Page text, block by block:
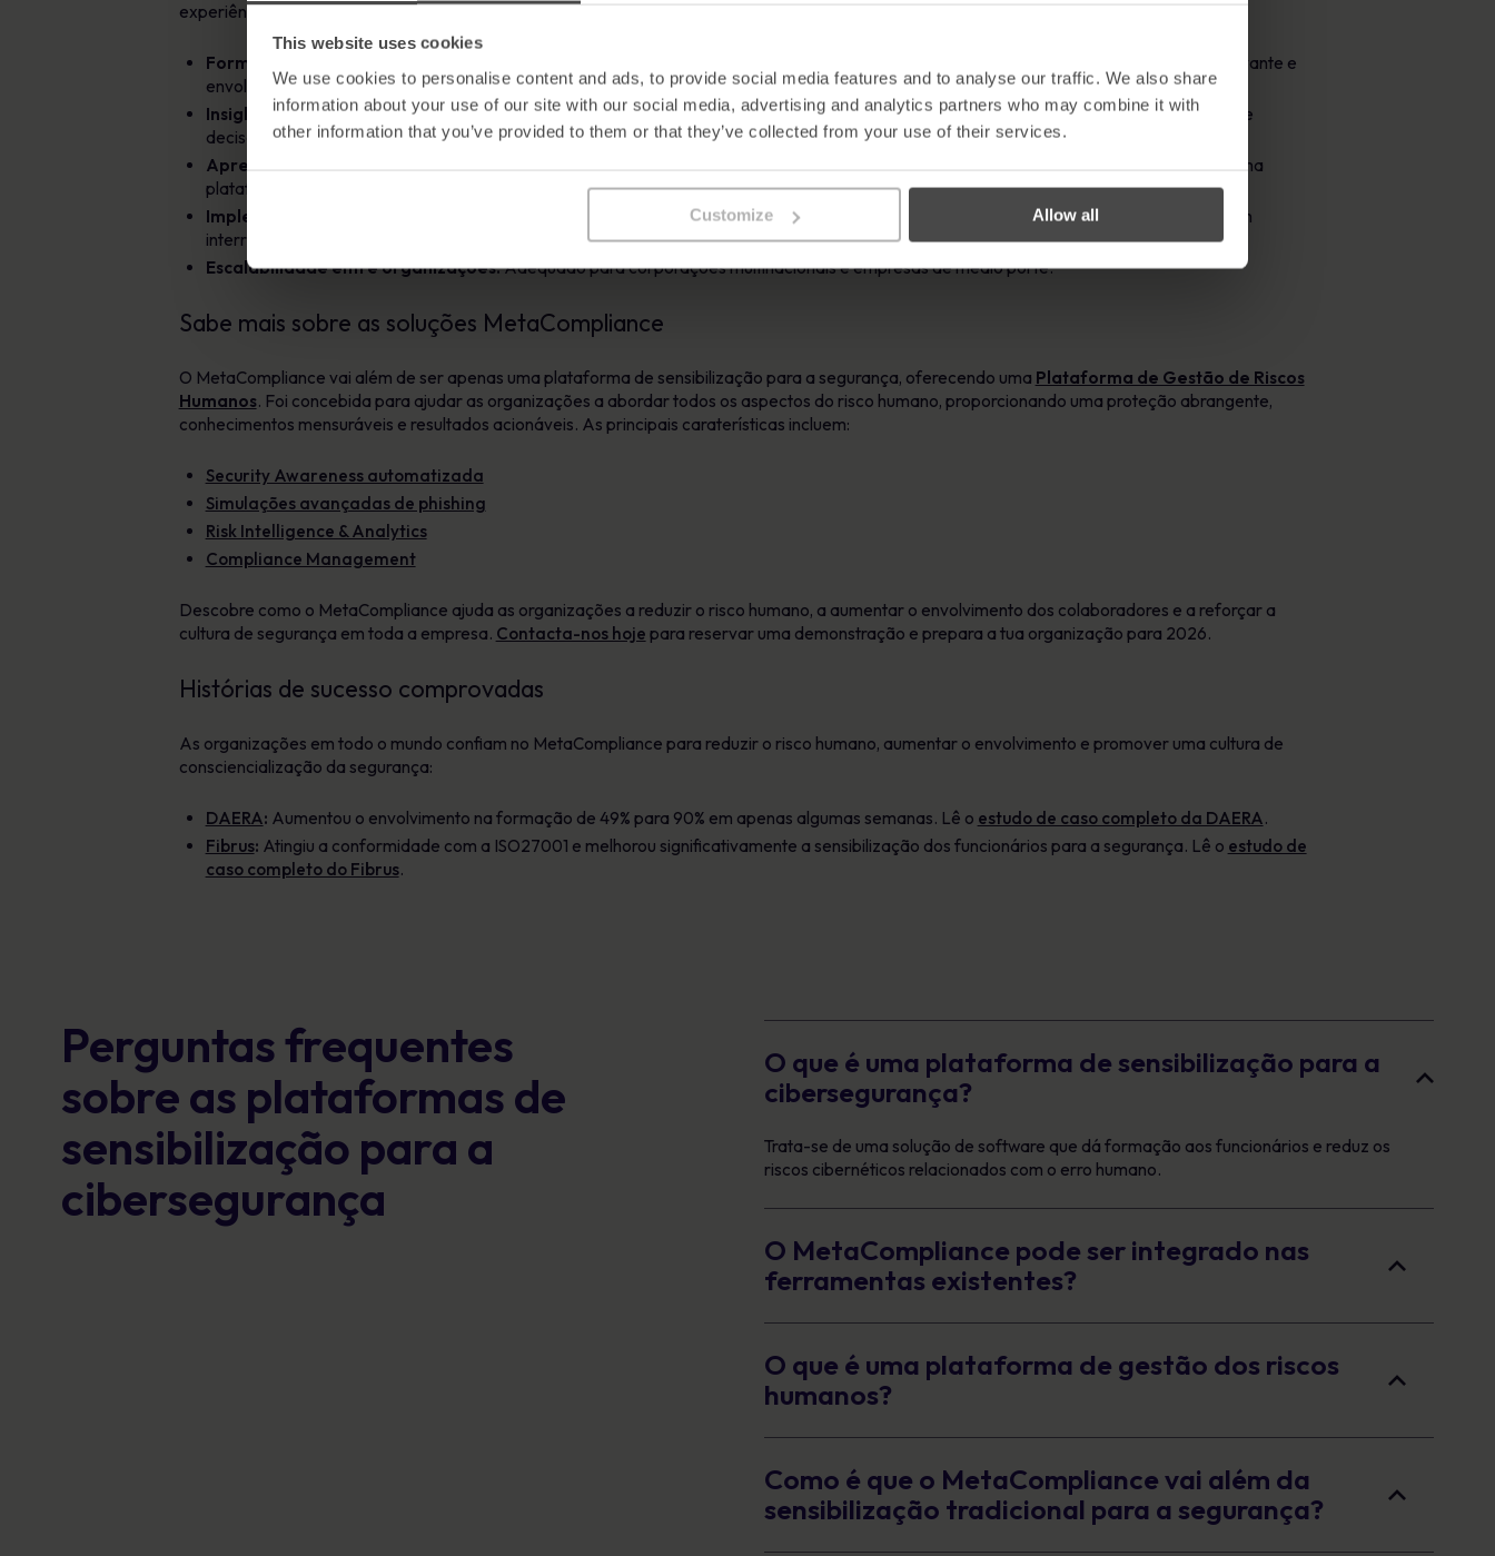
This website uses cookies
We use cookies to personalise content and ads, to provide social media features and to analyse our traffic. We also share
information about your use of our site with our social media, advertising and analytics partners who may combine it with
other information that you’ve provided to them or that they’ve collected from your use of their services.
Customize Allow all
experiência de aprendizagem abrangente:
Formação à medida para máxima relevância:
O conteúdo baseado em funções e riscos garante que a formação seja altamente relevante e
envolvente.
Insights inovadores e acionáveis:O Painel de Pontuação de Risco em tempo real destaca as áreas de alto risco, permitindo a tomada de
decisões informadas.
Aprendizagem omnicanal envolvente:Simulações de phishing, aprendizagem gamificada e conteúdos em mais de 42 idiomas criam uma
plataforma globalmente acessível.
Implementação sem esforço:
Integra-se perfeitamente com o Microsoft 365 e o Teams para uma implementação sem problemas e sem
interrupção do fluxo de trabalho.
Escalabilidade entre organizações:Adequado para corporações multinacionais e empresas de médio porte.
Sabe mais sobre as soluções MetaCompliance
O MetaCompliance vai além de ser apenas uma plataforma de sensibilização para a segurança, oferecendo uma Plataforma de Gestão de Riscos
Humanos. Foi concebida para ajudar as organizações a abordar todos os aspectos do risco humano, proporcionando uma proteção abrangente,
conhecimentos mensuráveis e resultados acionáveis. As principais caraterísticas incluem:
Security Awareness automatizada
Simulações avançadas de phishing
Risk Intelligence & Analytics
Compliance Management
Descobre como o MetaCompliance ajuda as organizações a reduzir o risco humano, a aumentar o envolvimento dos colaboradores e a reforçar a
cultura de segurança em toda a empresa. Contacta-nos hoje para reservar uma demonstração e prepara a tua organização para 2026.
Histórias de sucesso comprovadas
As organizações em todo o mundo confiam no MetaCompliance para reduzir o risco humano, aumentar o envolvimento e promover uma cultura de
consciencialização da segurança:
DAERA: Aumentou o envolvimento na formação de 49% para 90% em apenas algumas semanas. Lê o estudo de caso completo da DAERA.
Fibrus: Atingiu a conformidade com a ISO27001 e melhorou significativamente a sensibilização dos funcionários para a segurança. Lê o estudo de
caso completo do Fibrus.
Perguntas frequentes
sobre as plataformas de
sensibilização para a
cibersegurança
O que é uma plataforma de sensibilização para a
cibersegurança?
Trata-se de uma solução de software que dá formação aos funcionários e reduz os
riscos cibernéticos relacionados com o erro humano.
O MetaCompliance pode ser integrado nas
ferramentas existentes?
O que é uma plataforma de gestão dos riscos
humanos?
Como é que o MetaCompliance vai além da
sensibilização tradicional para a segurança?